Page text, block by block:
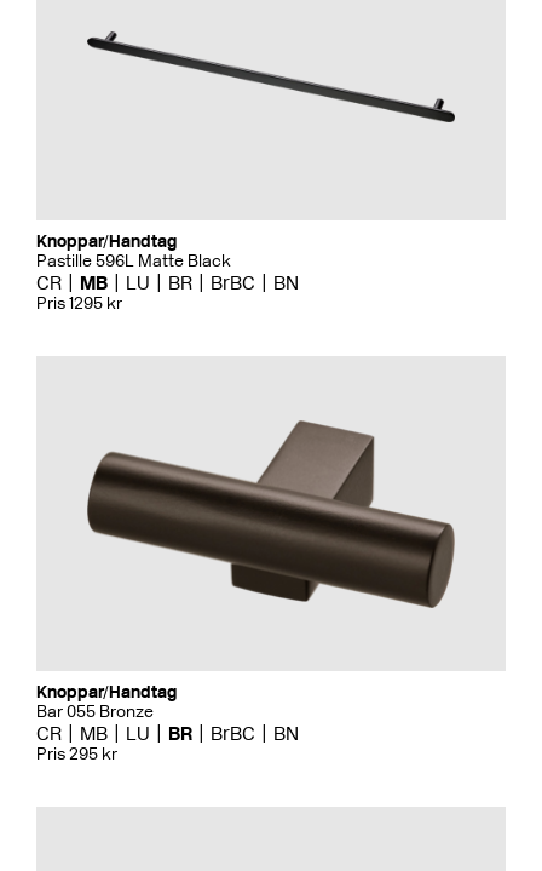
Knoppar/Handtag
Pastille 596L Matte Black
CR MB LU BR BrBC BN
Pris 1295 kr
Knoppar/Handtag
Bar 055 Bronze
CR MB LU BR BrBC BN
Pris 295 kr